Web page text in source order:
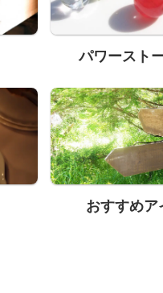
パワースト
おすすめア